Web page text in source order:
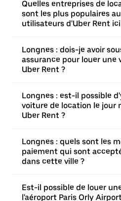
Quelles entreprises de
sont les plus populaires
utilisateurs d'Uber Rent
Longnes : dois-je avoir
assurance pour louer une
Uber Rent ?
Longnes : est-il possible
voiture de location le jour
Uber Rent ?
Longnes : quels sont les
paiement qui sont
dans cette ville ?
Est-il possible de louer
l'aéroport Paris Orly